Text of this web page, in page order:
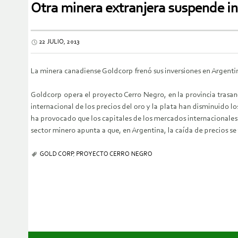
Otra minera extranjera suspende
22 JULIO, 2013
La minera canadiense Goldcorp frenó sus inversiones en
Goldcorp opera el proyecto Cerro Negro, en la provincia
internacional de los precios del oro y la plata han disminuido
ha provocado que los capitales de los mercados
sector minero apunta a que, en Argentina, la caída de precios
GOLD CORP, PROYECTO CERRO NEGRO